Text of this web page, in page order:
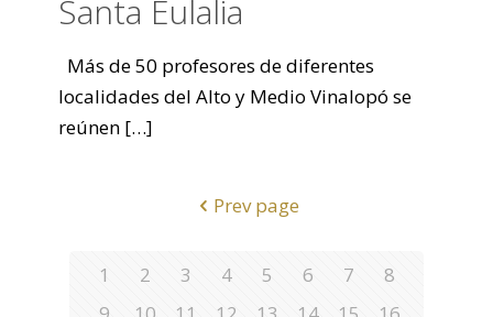
Santa Eulalia
Más de 50 profesores de diferentes
localidades del Alto y Medio Vinalopó se
reúnen […]
Prev page
1 2 3 4 5 6 7
8